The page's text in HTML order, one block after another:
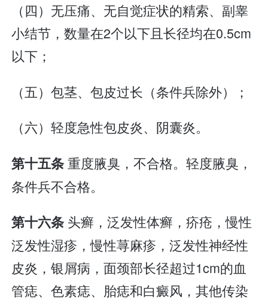
（四）无压痛、无自觉症状的精索、副睾
小结节，数量在2个以下且长径均在0.5cm
以下；
（五）包茎、包皮过长（条件兵除外）；
（六）轻度急性包皮炎、阴囊炎。
第十五条重度腋臭，不合格。轻度腋臭，
条件兵不合格。
第十六条 头癣，泛发性体癣，疥疮，慢性
泛发性湿疹，慢性荨麻疹，泛发性神经性
皮炎，银屑病，面颈部长径超过1cm的血
管痣、色素痣、胎痣和白癜风，其他传染